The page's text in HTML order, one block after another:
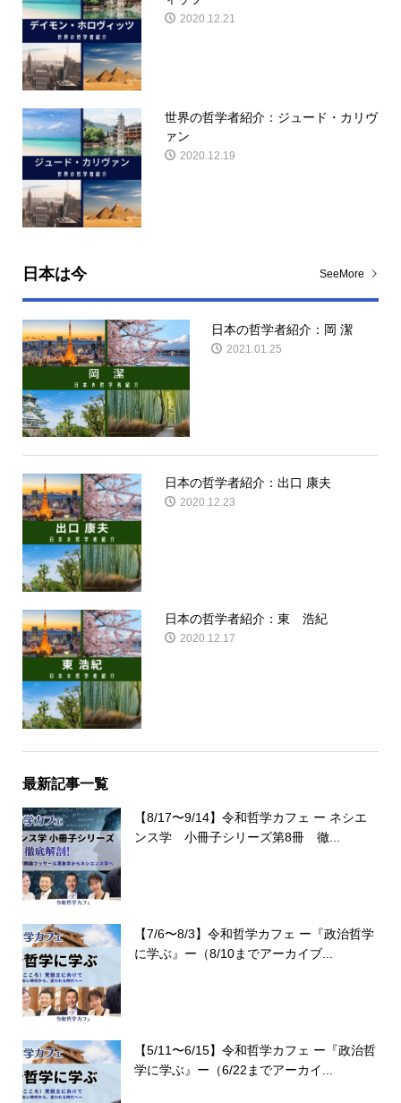
2020.12.21
世界の哲学者紹介：ジュード・カリヴ
ァン
2020.12.19
日本は今 SeeMore
日本の哲学者紹介：岡 潔
2021.01.25
日本の哲学者紹介：出口 康夫
2020.12.23
日本の哲学者紹介：東 浩紀
2020.12.17
最新記事一覧
【8/17〜9/14】令和哲学カフェ ー ネシエ
ンス学 小冊子シリーズ第8冊 徹...
【7/6〜8/3】令和哲学カフェ ー『政治哲学
に学ぶ』ー（8/10までアーカイブ...
【5/11〜6/15】令和哲学カフェ ー『政治哲
学に学ぶ』ー（6/22までアーカイ...